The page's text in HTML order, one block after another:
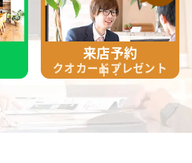
来店予約
クオカードプレゼント
中！